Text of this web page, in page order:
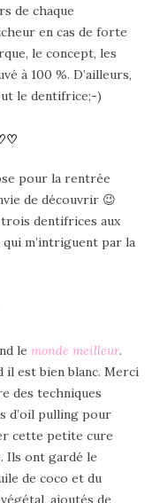
de chaque
en cas de forte
le concept, les
à 100 %. D’ailleurs,
le dentifrice;-)
pour la rentrée
de découvrir 😉
dentifrices aux
m’intriguent par la
le monde meilleur.
il est bien blanc. Merci
des techniques
d’oil pulling pour
cette petite cure
Ils ont gardé le
de coco et du
ajoutés de